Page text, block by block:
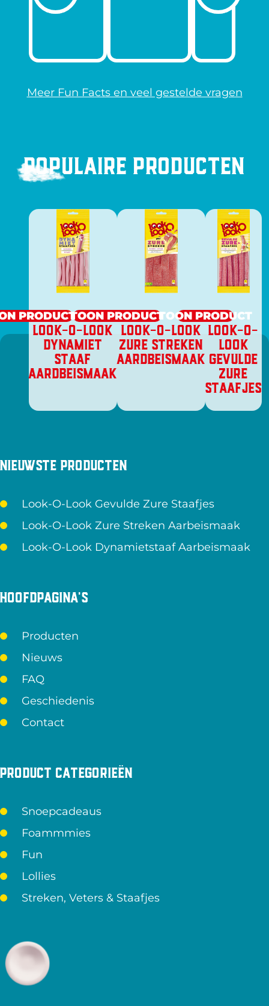
Meer Fun Facts en veel gestelde vragen
Populaire producten
LOOK-O-LOOK
DYNAMIET
STAAF
AARDBEISMAAK
PRODUCT
LOOK-O-LOOK
ZURE STREKEN
AARDBEISMAAK
TOON PRODUCT
LOOK-O-
LOOK
GEVULDE
ZURE
STAAFJES
TOON PRODUCT
Nieuwste producten
Look-O-Look Gevulde Zure Staafjes
Look-O-Look Zure Streken Aarbeismaak
Look-O-Look Dynamietstaaf Aarbeismaak
Hoofdpagina's
Producten
Nieuws
FAQ
Geschiedenis
Contact
Product categorieën
Snoepcadeaus
Foammmies
Fun
Lollies
Streken, Veters & Staafjes